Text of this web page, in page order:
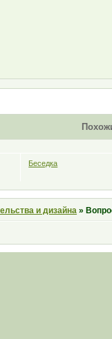
Беседка
и дизайна »